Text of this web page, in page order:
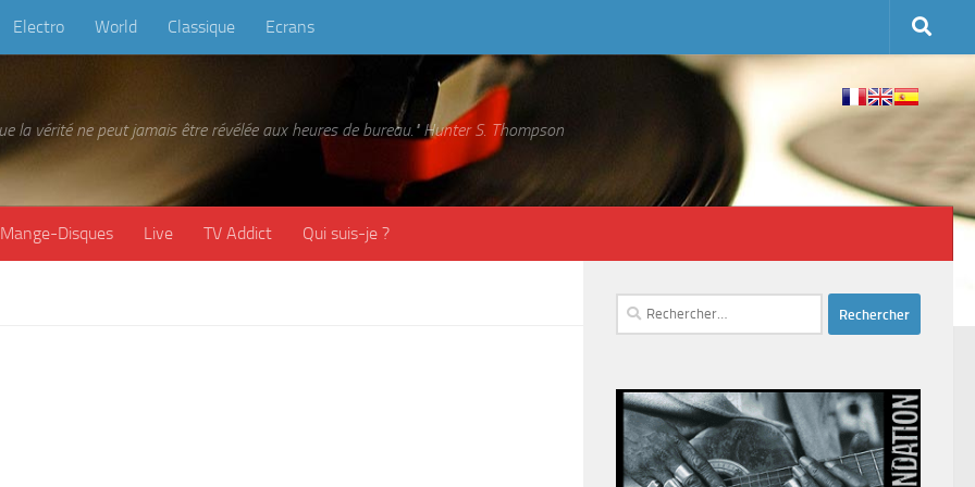
Electro World Classique Ecrans
la vérité ne peut jamais être révélée aux heures de bureau." Hunter S. Thompson
Mange-Disques Live TV Addict Qui suis-je ?
Rechercher :